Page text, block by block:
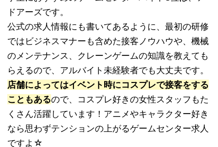
ドアーズです。
公式の求人情報にも書いてあるように、最初の研修
ではビジネスマナーも含めた接客ノウハウや、機械
のメンテナンス、クレーンゲームの知識を教えても
らえるので、アルバイト未経験者でも大丈夫です。
店舗によってはイベント時にコスプレで接客をする
こともあるので、コスプレ好きの女性スタッフもた
くさん活躍しています！アニメやキャラクター好き
なら思わずテンションの上がるゲームセンター求人
ですよ☆